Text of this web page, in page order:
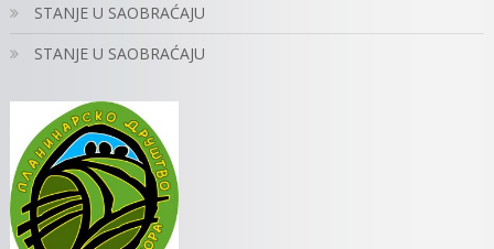
STANJE U SAOBRAĆAJU
STANJE U SAOBRAĆAJU